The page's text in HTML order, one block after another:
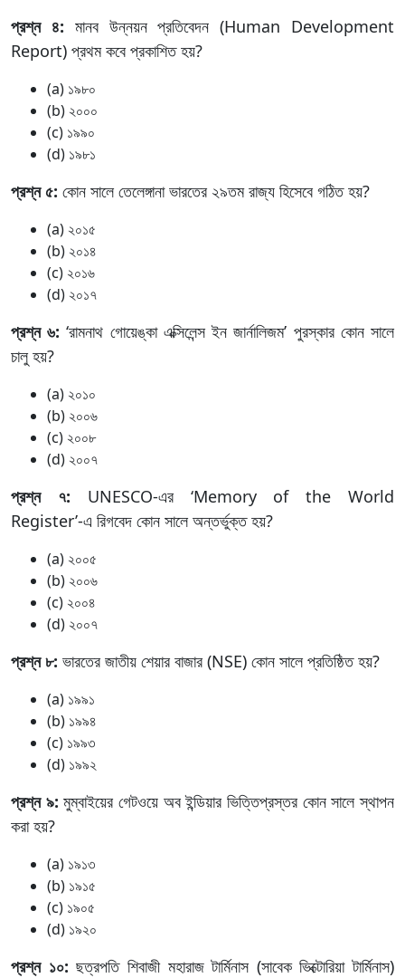
প্রশ্ন ৪: মানব উন্নয়ন প্রতিবেদন (Human Development
Report) প্রথম কবে প্রকাশিত হয়?
(a) ১৯৮০
(b) ২০০০
(c) ১৯৯০
(d) ১৯৮১
প্রশ্ন ৫: কোন সালে তেলেঙ্গানা ভারতের ২৯তম রাজ্য হিসেবে গঠিত হয়?
(a) ২০১৫
(b) ২০১৪
(c) ২০১৬
(d) ২০১৭
প্রশ্ন ৬: ‘রামনাথ গোয়েঙ্কা এক্সিলেন্স ইন জার্নালিজম’ পুরস্কার কোন সালে
চালু হয়?
(a) ২০১০
(b) ২০০৬
(c) ২০০৮
(d) ২০০৭
প্রশ্ন ৭: UNESCO-এর ‘Memory of the World
Register’-এ রিগবেদ কোন সালে অন্তর্ভুক্ত হয়?
(a) ২০০৫
(b) ২০০৬
(c) ২০০৪
(d) ২০০৭
প্রশ্ন ৮: ভারতের জাতীয় শেয়ার বাজার (NSE) কোন সালে প্রতিষ্ঠিত হয়?
(a) ১৯৯১
(b) ১৯৯৪
(c) ১৯৯৩
(d) ১৯৯২
প্রশ্ন ৯: মুম্বাইয়ের গেটওয়ে অব ইন্ডিয়ার ভিত্তিপ্রস্তর কোন সালে স্থাপন
করা হয়?
(a) ১৯১৩
(b) ১৯১৫
(c) ১৯০৫
(d) ১৯২০
প্রশ্ন ১০: ছত্রপতি শিবাজী মহারাজ টার্মিনাস (সাবেক ভিক্টোরিয়া টার্মিনাস)